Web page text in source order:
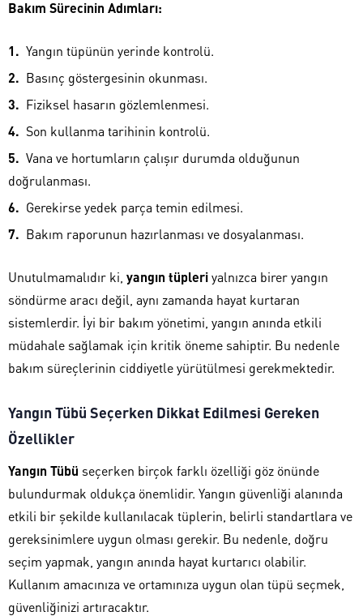
Bakım Sürecinin Adımları:
Yangın tüpünün yerinde kontrolü.
Basınç göstergesinin okunması.
Fiziksel hasarın gözlemlenmesi.
Son kullanma tarihinin kontrolü.
Vana ve hortumların çalışır durumda olduğunun
doğrulanması.
Gerekirse yedek parça temin edilmesi.
Bakım raporunun hazırlanması ve dosyalanması.
Unutulmamalıdır ki, yangın tüpleriyalnızca birer yangın
söndürme aracı değil, aynı zamanda hayat kurtaran
sistemlerdir. İyi bir bakım yönetimi, yangın anında etkili
müdahale sağlamak için kritik öneme sahiptir. Bu nedenle
bakım süreçlerinin ciddiyetle yürütülmesi gerekmektedir.
Yangın Tübü Seçerken Dikkat Edilmesi Gereken
Özellikler
Yangın Tübü seçerken birçok farklı özelliği göz önünde
bulundurmak oldukça önemlidir. Yangın güvenliği alanında
etkili bir şekilde kullanılacak tüplerin, belirli standartlara ve
gereksinimlere uygun olması gerekir. Bu nedenle, doğru
seçim yapmak, yangın anında hayat kurtarıcı olabilir.
Kullanım amacınıza ve ortamınıza uygun olan tüpü seçmek,
güvenliğinizi artıracaktır.